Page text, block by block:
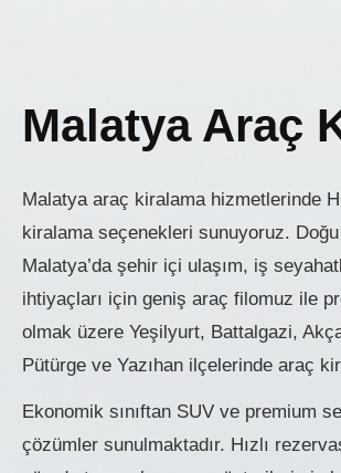
Malatya Araç
Malatya araç kiralama hizmetlerinde
kiralama seçenekleri sunuyoruz.
Malatya’da şehir içi ulaşım, iş
ihtiyaçları için geniş araç filomuz ile
olmak üzere Yeşilyurt, Battalgazi,
Pütürge ve Yazıhan ilçelerinde araç
Ekonomik sınıftan SUV ve premium
çözümler sunulmaktadır. Hızlı